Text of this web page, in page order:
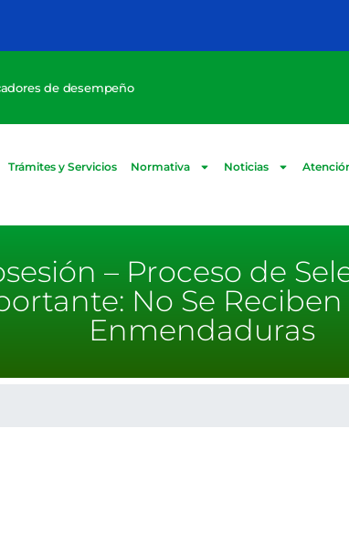
de desempeño
Trámites y Servicios Normativa Noticias
– Proceso de
No Se
Enmendaduras